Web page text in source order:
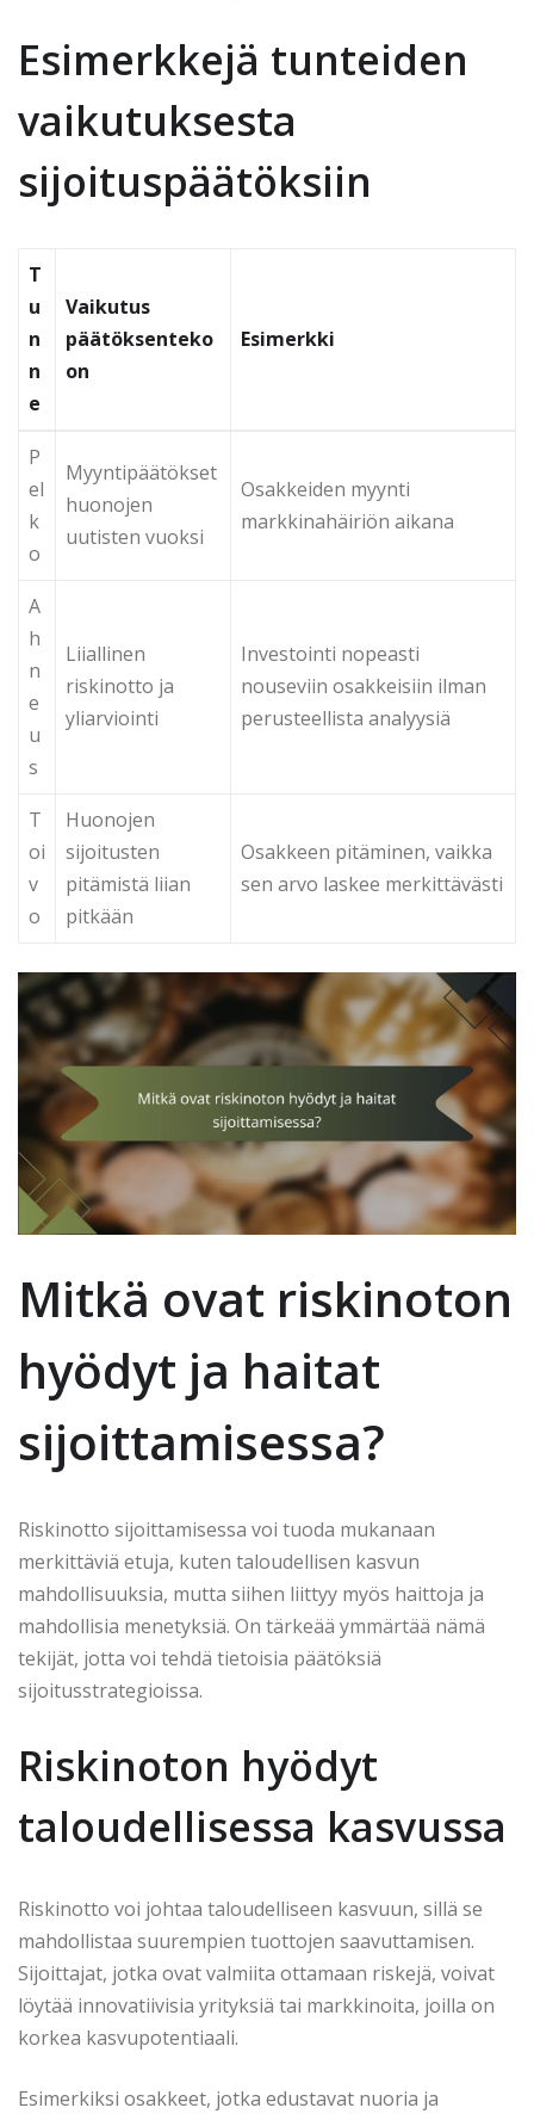
Esimerkkejä tunteiden
vaikutuksesta
sijoituspäätöksiin
T
u
n
n
e
Vaikutus
päätöksenteko
on
Esimerkki
P
el
k
o
Myyntipäätökset
huonojen
uutisten vuoksi
Osakkeiden myynti
markkinahäiriön aikana
A
h
n
e
u
s
Liiallinen
riskinotto ja
yliarviointi
Investointi nopeasti
nouseviin osakkeisiin ilman
perusteellista analyysiä
T
oi
v
o
Huonojen
sijoitusten
pitämistä liian
pitkään
Osakkeen pitäminen, vaikka
sen arvo laskee merkittävästi
Mitkä ovat riskinoton
hyödyt ja haitat
sijoittamisessa?
Riskinotto sijoittamisessa voi tuoda mukanaan
merkittäviä etuja, kuten taloudellisen kasvun
mahdollisuuksia, mutta siihen liittyy myös haittoja ja
mahdollisia menetyksiä. On tärkeää ymmärtää nämä
tekijät, jotta voi tehdä tietoisia päätöksiä
sijoitusstrategioissa.
Riskinoton hyödyt
taloudellisessa kasvussa
Riskinotto voi johtaa taloudelliseen kasvuun, sillä se
mahdollistaa suurempien tuottojen saavuttamisen.
Sijoittajat, jotka ovat valmiita ottamaan riskejä, voivat
löytää innovatiivisia yrityksiä tai markkinoita, joilla on
korkea kasvupotentiaali.
Esimerkiksi osakkeet, jotka edustavat nuoria ja